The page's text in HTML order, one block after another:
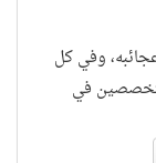
وفي كل
في